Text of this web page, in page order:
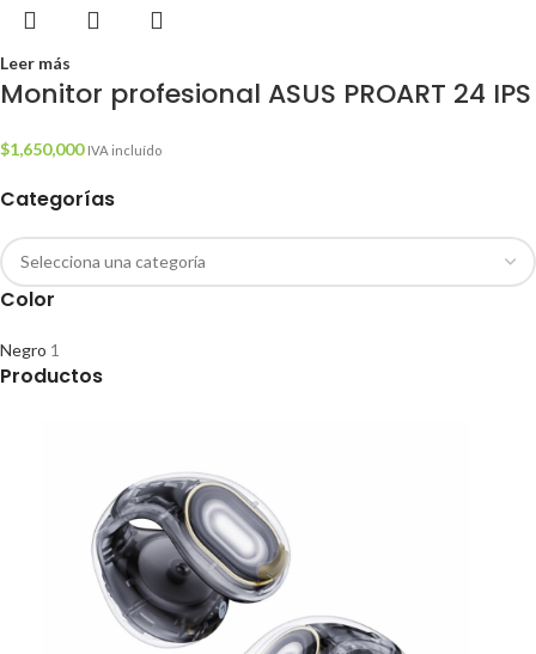
Categorías
Color
Negro 1
Productos
Leer más
Monitor profesional ASUS PROART 24 IPS
$1,650,000 IVA incluído